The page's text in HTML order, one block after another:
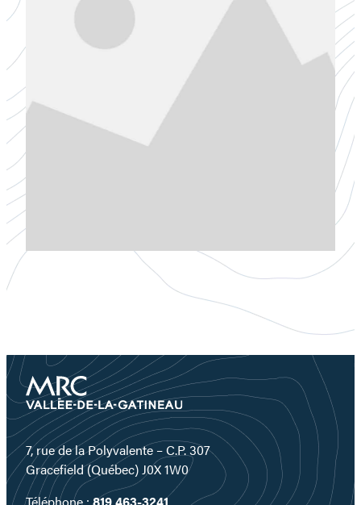
7, rue de la Polyvalente – C.P. 307
Gracefield (Québec) J0X 1W0